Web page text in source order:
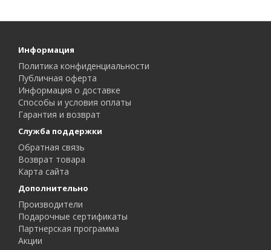
Информация
Политика конфиденциальности
Публичная оферта
Информация о доставке
Способы и условия оплаты
Гарантия и возврат
Служба поддержки
Обратная связь
Возврат товара
Карта сайта
Дополнительно
Производители
Подарочные сертификаты
Партнерская программа
Акции